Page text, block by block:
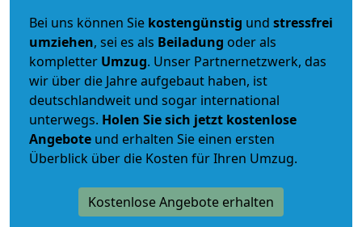
Bei uns können Sie kostengünstig und stressfrei
umziehen, sei es als Beiladung oder als
kompletter Umzug. Unser Partnernetzwerk, das
wir über die Jahre aufgebaut haben, ist
deutschlandweit und sogar international
unterwegs. Holen Sie sich jetzt kostenlose
Angebote und erhalten Sie einen ersten
Überblick über die Kosten für Ihren Umzug.
Kostenlose Angebote erhalten